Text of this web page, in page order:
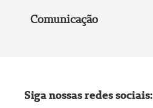
Comunicação
Siga nossas redes sociais: